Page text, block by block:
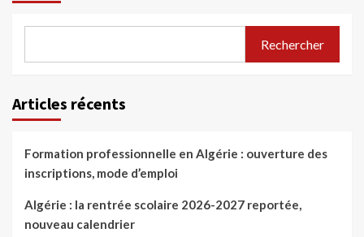
Rechercher
Articles récents
Formation professionnelle en Algérie : ouverture des
inscriptions, mode d’emploi
Algérie : la rentrée scolaire 2026-2027 reportée,
nouveau calendrier